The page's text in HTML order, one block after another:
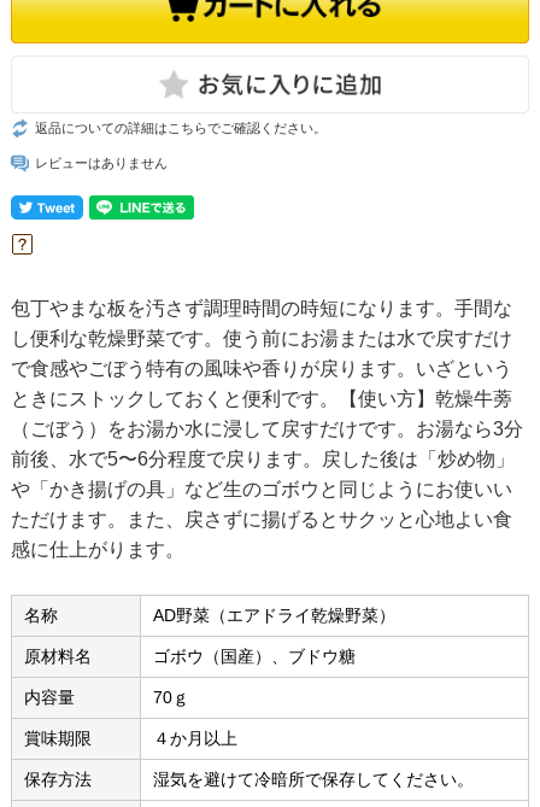
返品についての詳細はこちらでご確認ください。
レビューはありません
包丁やまな板を汚さず調理時間の時短になります。手間な
し便利な乾燥野菜です。使う前にお湯または水で戻すだけ
で食感やごぼう特有の風味や香りが戻ります。いざという
ときにストックしておくと便利です。【使い方】乾燥牛蒡
（ごぼう）をお湯か水に浸して戻すだけです。お湯なら3分
前後、水で5〜6分程度で戻ります。戻した後は「炒め物」
や「かき揚げの具」など生のゴボウと同じようにお使いい
ただけます。また、戻さずに揚げるとサクッと心地よい食
感に仕上がります。
名称 AD野菜（エアドライ乾燥野菜）
原材料名 ゴボウ（国産）、ブドウ糖
内容量 70ｇ
賞味期限 ４か月以上
保存方法 湿気を避けて冷暗所で保存してください。